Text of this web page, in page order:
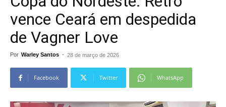
vence Ceará em despedida
de Vagner Love
Por Warley Santos - 28 de março de 2026
Facebook Twitter WhatsApp